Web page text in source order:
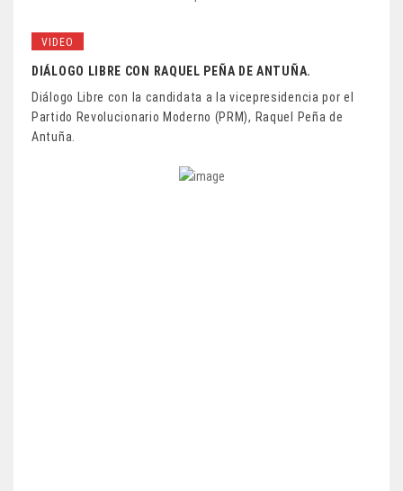
VIDEO
DIÁLOGO LIBRE CON RAQUEL PEÑA DE ANTUÑA.
Diálogo Libre con la candidata a la vicepresidencia por el
Partido Revolucionario Moderno (PRM), Raquel Peña de
Antuña.